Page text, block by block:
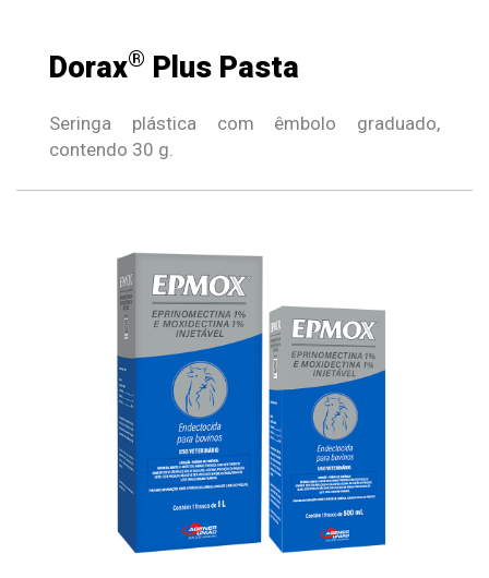
Dorax® Plus Pasta
Seringa plástica com êmbolo graduado,
contendo 30 g.